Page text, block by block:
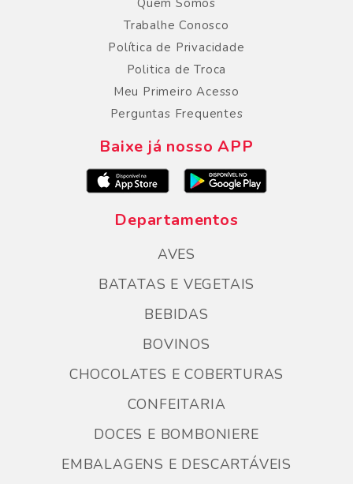
Quem Somos
Trabalhe Conosco
Política de Privacidade
Politica de Troca
Meu Primeiro Acesso
Perguntas Frequentes
Baixe já nosso APP
Departamentos
AVES
BATATAS E VEGETAIS
BEBIDAS
BOVINOS
CHOCOLATES E COBERTURAS
CONFEITARIA
DOCES E BOMBONIERE
EMBALAGENS E DESCARTÁVEIS